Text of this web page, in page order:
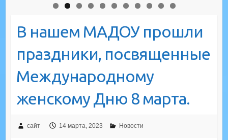
В нашем МАДОУ прошли
праздники, посвященные
Международному
женскому Дню 8 марта.
сайт 14 марта, 2023 Новости